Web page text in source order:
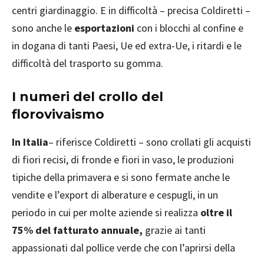
centri giardinaggio. E in difficoltà – precisa Coldiretti –
sono anche le esportazioni con i blocchi al confine e
in dogana di tanti Paesi, Ue ed extra-Ue, i ritardi e le
difficoltà del trasporto su gomma.
I numeri del crollo del
florovivaismo
In Italia– riferisce Coldiretti – sono crollati gli acquisti
di fiori recisi, di fronde e fiori in vaso, le produzioni
tipiche della primavera e si sono fermate anche le
vendite e l’export di alberature e cespugli, in un
periodo in cui per molte aziende si realizza oltre il
75% del fatturato annuale, grazie ai tanti
appassionati dal pollice verde che con l’aprirsi della